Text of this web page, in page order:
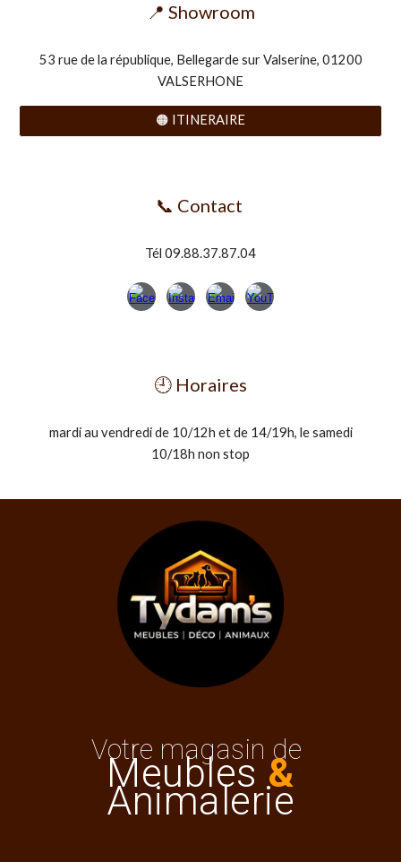
📍 Showroom
53 rue de la république, Bellegarde sur Valserine, 01200
VALSERHONE
🟠 ITINERAIRE
📞 Contact
Tél 09.88.37.87.04
🕘 Horaires
mardi au vendredi de 10/12h et de 14/19h, le samedi
10/18h non stop
Votre magasin de
Meubles&
Animalerie